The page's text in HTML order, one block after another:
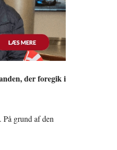
der foregik i
grund af den